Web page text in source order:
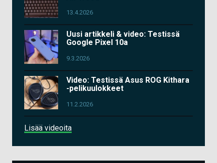
13.4.2026
Uusi artikkeli & video: Testissä
Google Pixel 10a
9.3.2026
Video: Testissä Asus ROG Kithara
-pelikuulokkeet
11.2.2026
Lisää videoita